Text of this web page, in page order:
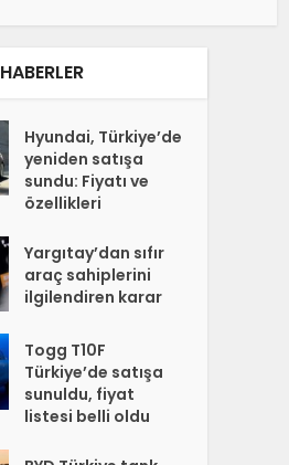
HABERLER
Hyundai, Türkiye’de
yeniden satışa
sundu: Fiyatı ve
özellikleri
Yargıtay’dan sıfır
araç sahiplerini
ilgilendiren karar
Togg T10F
Türkiye’de satışa
sunuldu, fiyat
listesi belli oldu